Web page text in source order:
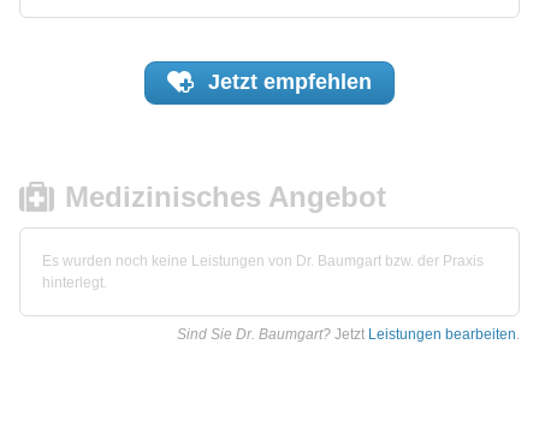
Jetzt empfehlen
Medizinisches Angebot
Es wurden noch keine Leistungen von Dr. Baumgart bzw. der Praxis
hinterlegt.
Sind Sie Dr. Baumgart? Jetzt Leistungen bearbeiten.